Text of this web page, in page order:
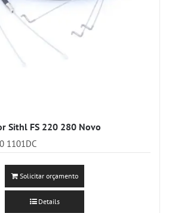
Sithl FS 220 280 Novo
1101DC
Solicitar orçamento
Details